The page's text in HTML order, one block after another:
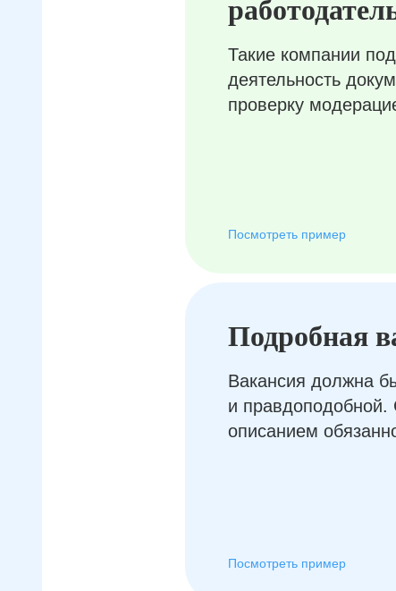
Такие компании
деятельность
проверку
Посмотреть пример
Подробная
Вакансия должна
и
описанием
Посмотреть пример